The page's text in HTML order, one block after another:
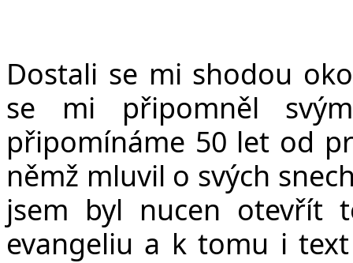
Dostali se mi shodou
se mi připomněl
připomínáme 50 let od
němž mluvil o svých
jsem byl nucen otevřít
evangeliu a k tomu i